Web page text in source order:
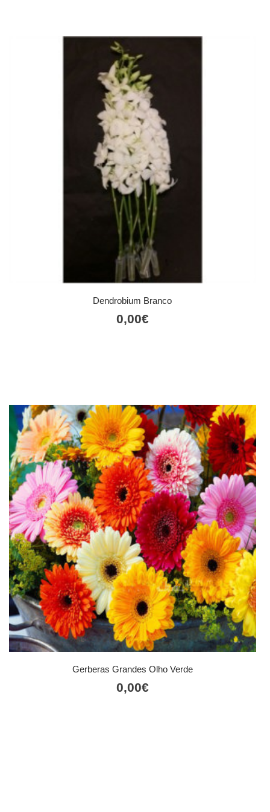
Dendrobium Branco
0,00€
Gerberas Grandes Olho Verde
0,00€